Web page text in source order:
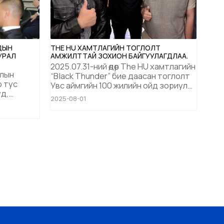
тус
үсэг
чиг ...
THE HU ХАМТЛАГИЙН ТОГЛОЛТ
АМЖИЛТТАЙ ЗОХИОН БАЙГУУЛАГДЛАА.
2025.07.31-ний өдөр The HU хамтлагийн
“Black Thunder” бие даасан тоглолт
Увс аймгийн 100 жилийн ойд зориулан
амжилттай тоглосон билээ. Алс хол
баруун хязгаарт анх удаа болж
2025-08-01